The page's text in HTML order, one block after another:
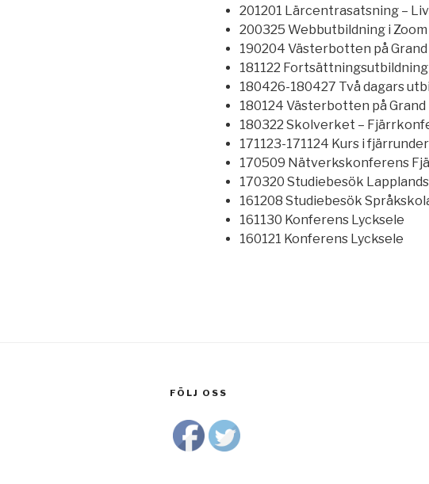
201201 Lärcentrasatsning –
200325 Webbutbildning i Zoom
190204 Västerbotten på
181122
180426-180427 Två dagars
180124 Västerbotten på Grand
180322 Skolverket –
171123-171124 Kurs i
170509 Nätverkskonferens
170320 Studiebesök
161208 Studiebesök
161130 Konferens Lycksele
160121 Konferens Lycksele
FÖLJ OSS